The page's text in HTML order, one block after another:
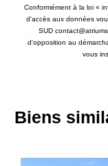
Conformément à la loi «
d'accès aux données
SUD
d'opposition au
vous
Biens